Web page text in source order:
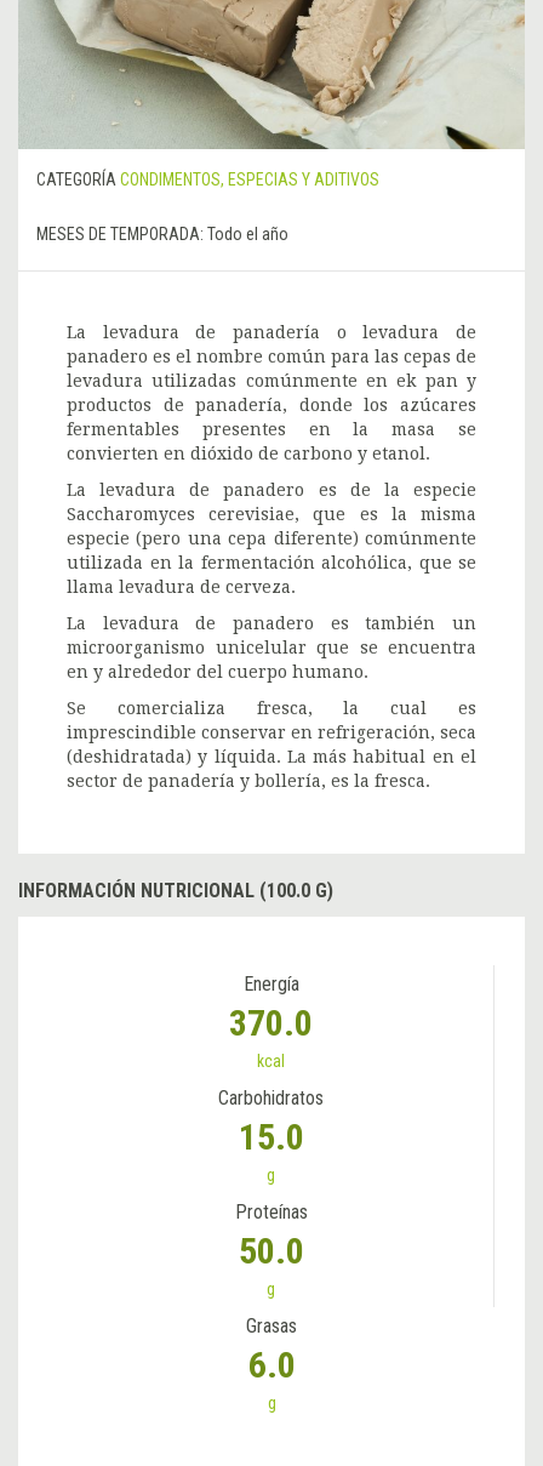
CATEGORÍA CONDIMENTOS, ESPECIAS Y ADITIVOS
MESES DE TEMPORADA: Todo el año
La levadura de panadería o levadura de
panadero es el nombre común para las cepas de
levadura utilizadas comúnmente en ek pan y
productos de panadería, donde los azúcares
fermentables presentes en la masa se
convierten en dióxido de carbono y etanol.
La levadura de panadero es de la especie
Saccharomyces cerevisiae, que es la misma
especie (pero una cepa diferente) comúnmente
utilizada en la fermentación alcohólica, que se
llama levadura de cerveza.
La levadura de panadero es también un
microorganismo unicelular que se encuentra
en y alrededor del cuerpo humano.
Se comercializa fresca, la cual es
imprescindible conservar en refrigeración, seca
(deshidratada) y líquida. La más habitual en el
sector de panadería y bollería, es la fresca.
INFORMACIÓN NUTRICIONAL (100.0 G)
Energía
370.0
kcal
Carbohidratos
15.0
g
Proteínas
50.0
g
Grasas
6.0
g